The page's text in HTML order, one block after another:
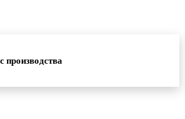
производства